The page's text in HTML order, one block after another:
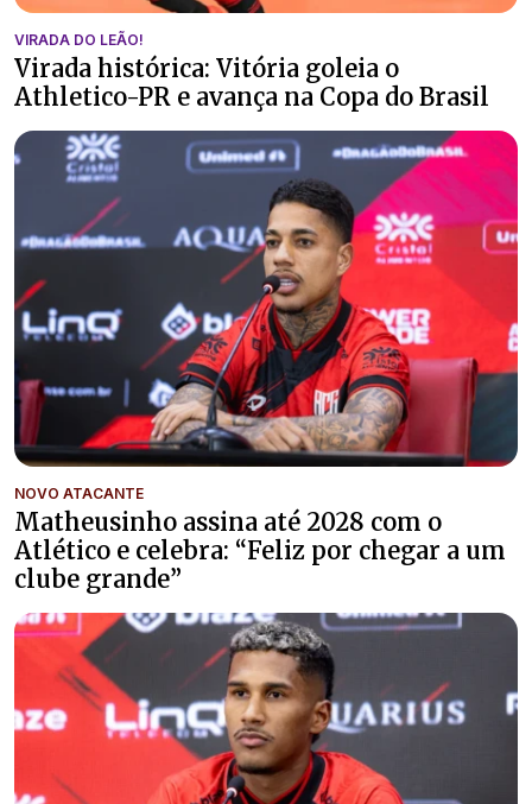
VIRADA DO LEÃO!
Virada histórica: Vitória goleia o
Athletico-PR e avança na Copa do Brasil
NOVO ATACANTE
Matheusinho assina até 2028 com o
Atlético e celebra: “Feliz por chegar a um
clube grande”